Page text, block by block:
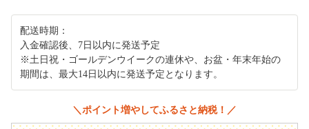
配送時期：
入金確認後、7日以内に発送予定
※土日祝・ゴールデンウイークの連休や、お盆・年末年始の
期間は、最大14日以内に発送予定となります。
＼ポイント増やしてふるさと納税！／